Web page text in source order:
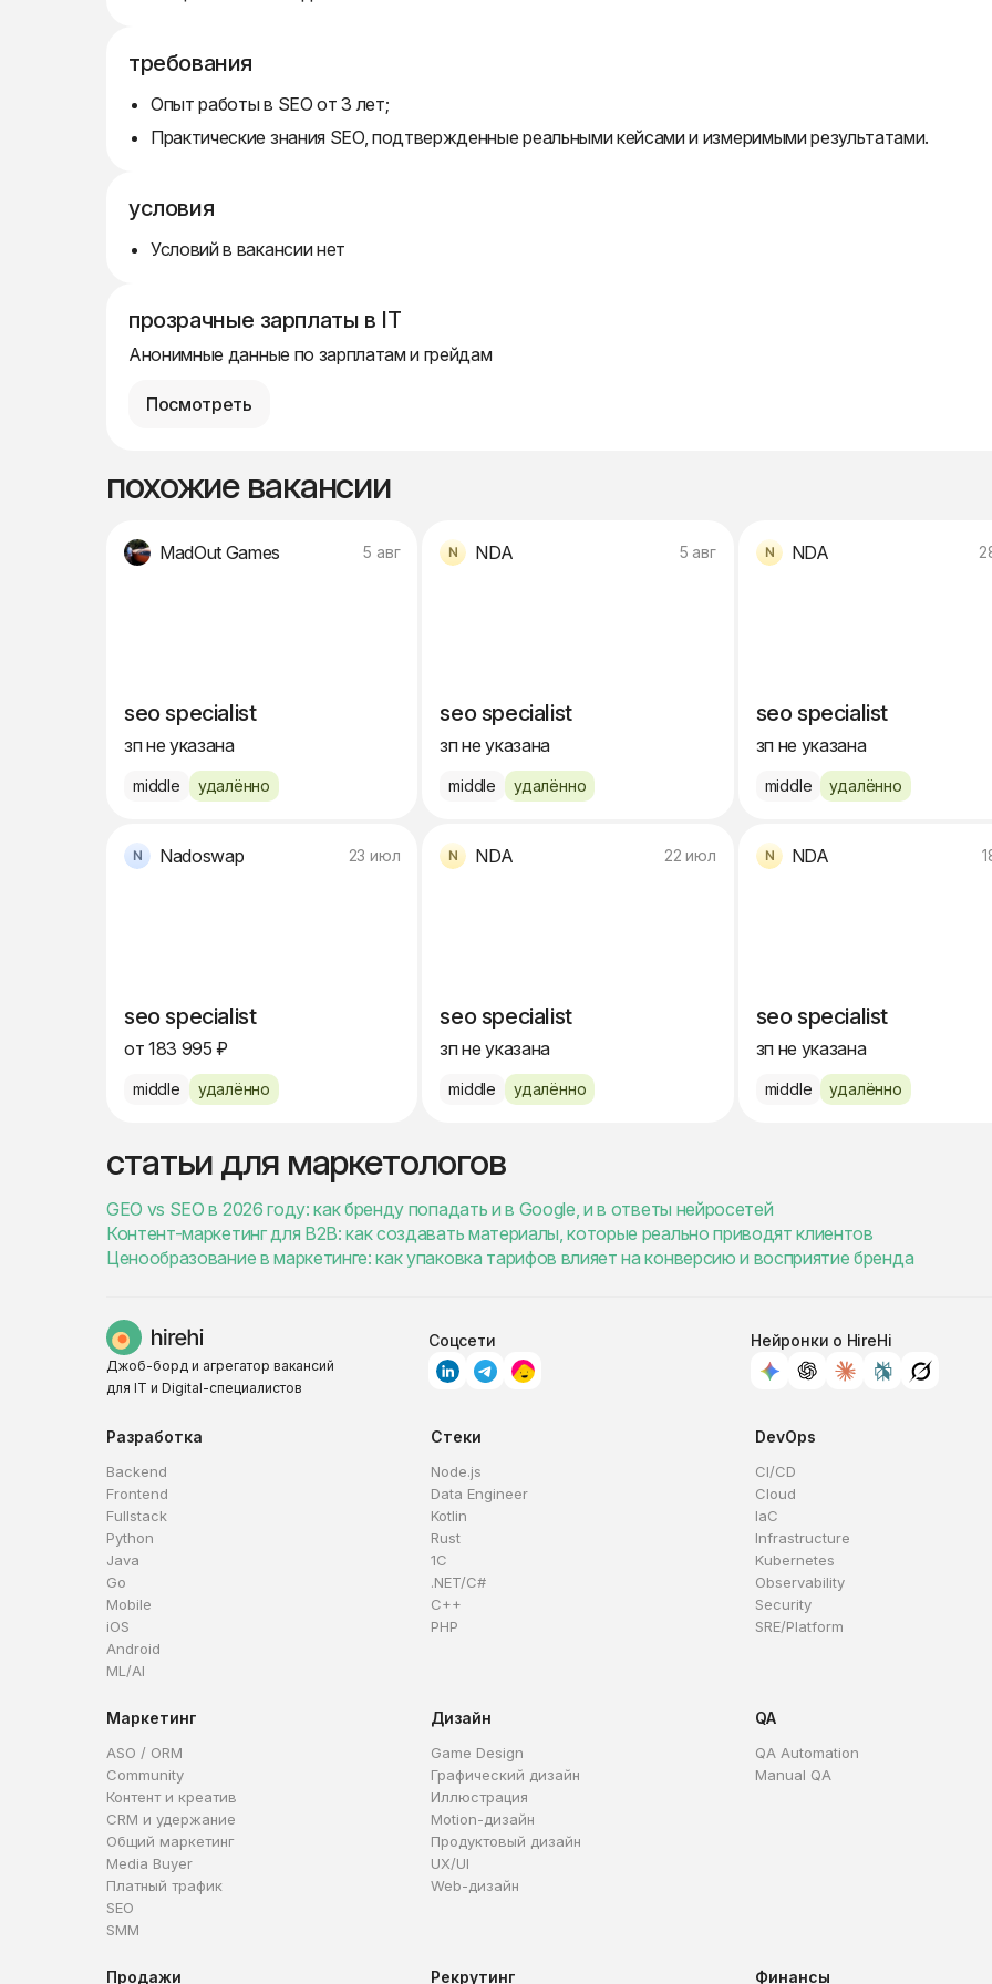
требования
Опыт работы в SEO от 3 лет;
Практические знания SEO, подтвержденные реальными кейсами и измеримыми результатами.
условия
Условий в вакансии нет
прозрачные зарплаты в IT
Анонимные данные по зарплатам и грейдам
Посмотреть
похожие вакансии
MadOut Games 5 авг
seo specialist
зп не указана
middle удалённо
NDA 5 авг
seo specialist
зп не указана
middle удалённо
NDA
seo specialist
зп не указана
middle удалённо
Nadoswap 23 июл
seo specialist
от 183 995 ₽
middle удалённо
NDA 22 июл
seo specialist
зп не указана
middle удалённо
NDA
seo specialist
зп не указана
middle удалённо
статьи для маркетологов
GEO vs SEO в 2026 году: как бренду попадать и в Google, и в ответы нейросетей
Контент-маркетинг для B2B: как создавать материалы, которые реально приводят клиентов
Ценообразование в маркетинге: как упаковка тарифов влияет на конверсию и восприятие бренда
Джоб-борд и агрегатор вакансий
для IT и Digital-специалистов
Соцсети Нейронки о HireHi
Разработка
Backend
Frontend
Fullstack
Python
Java
Go
Mobile
iOS
Android
ML/AI
Стеки
Node.js
Data Engineer
Kotlin
Rust
1C
.NET/C#
C++
PHP
DevOps
CI/CD
Cloud
IaC
Infrastructure
Kubernetes
Observability
Security
SRE/Platform
Маркетинг
ASO / ORM
Community
Контент и креатив
CRM и удержание
Общий маркетинг
Media Buyer
Платный трафик
SEO
SMM
Дизайн
Game Design
Графический дизайн
Иллюстрация
Motion-дизайн
Продуктовый дизайн
UX/UI
Web-дизайн
QA
QA Automation
Manual QA
Продажи Рекрутинг Финансы